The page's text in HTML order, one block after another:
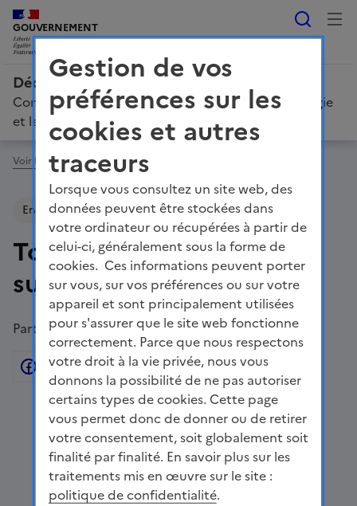
Gestion de vos
préférences sur les
cookies et autres
traceurs
Lorsque vous consultez un site web, des
données peuvent être stockées dans
votre ordinateur ou récupérées à partir de
celui-ci, généralement sous la forme de
cookies. Ces informations peuvent porter
sur vous, sur vos préférences ou sur votre
appareil et sont principalement utilisées
pour s'assurer que le site web fonctionne
correctement. Parce que nous respectons
votre droit à la vie privée, nous vous
donnons la possibilité de ne pas autoriser
certains types de cookies. Cette page
vous permet donc de donner ou de retirer
votre consentement, soit globalement soit
finalité par finalité. En savoir plus sur les
traitements mis en œuvre sur le site :
politique de confidentialité.
GOUVERNEMENTLIBERTÉ, ÉGALITÉ, FRATERNITÉ
Décarboner la France : votre voix compte !
Concertation sur la Stratégie française pour l'énergie
et le climat
Voir le fil d'ariane
Energie
Tour de France (étape 11
sur 12)
Partager la page
FacebookPartager sur Twitter
Partager sur Linkedin
CourrielCopier dans le